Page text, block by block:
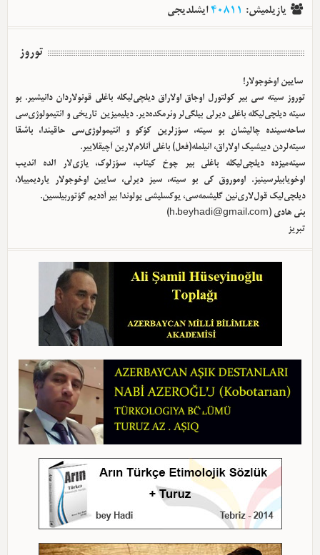
یازیلمیش:
40811ایشلدیجی
توروز
سایین اوخوجولار!
توروز سیته سی بیر کولتورل اوجاق اولا‌راق دیلچی‌لیکله باغلی قونولاردان دانیشیر. بو
سیته دیلچی‌لیکله باغلی دیرلی بیلگی‌لر وئرمکده‌دیر. دیلیمیزین تاریخی و ائتیمولوژی‌سی
ساحه‌سینده چالیشان بو سیته، سؤزلرین کؤکو و ائتیمولوژی‌سی حاقیندا، باشقا
سیته‌لردن دییشیک اولا‌راق، ائیلمله(فعل) باغلی آنلام‌لارین آچیقلاییر.
سیته‌میزده دیلچی‌لیکله باغلی بیر چوخ کیتاب، سؤزلوک، یازی‌لار الده ائدیب
اوخویابیلرسینیز. اوموروق کی بو سیته، سیز دیرلی، سایین اوخوجولار یاردیمییلا،
دیلچی‌لیک قول‌لاری‌نین گلیشمه‌سی، یوکسلیشی یولوندا بیر آددیم گؤتوربیلسین.
بئی هادی (h.beyhadi@gmail.com
)
تبریز